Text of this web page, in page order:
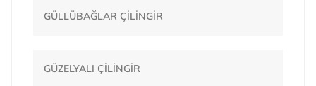
GÜLLÜBAĞLAR ÇİLİNGİR
GÜZELYALI ÇİLİNGİR